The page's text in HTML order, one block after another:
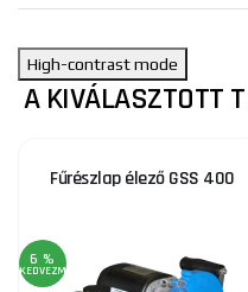
High-contrast mode
A KIVÁLASZTOTT
Fűrészlap élező GSS 400
6 %
KEDVEZMÉNY